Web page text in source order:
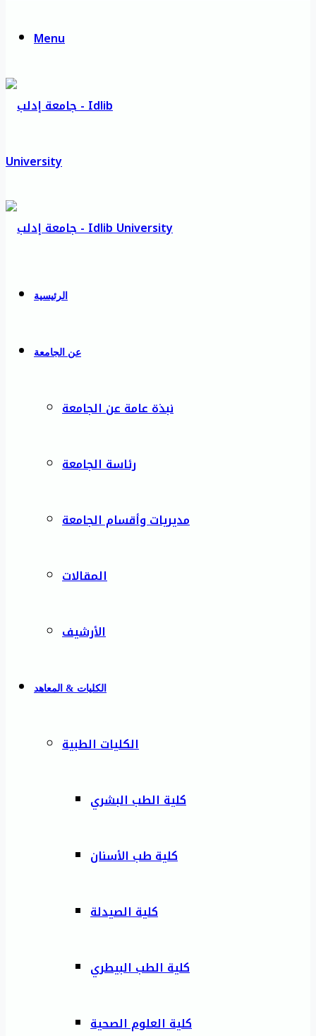
Menu
الرئيسية
عن الجامعة
نبذة عامة عن الجامعة
رئاسة الجامعة
مديريات وأقسام الجامعة
المقالات
الأرشيف
الكليات & المعاهد
الكليات الطبية
كلية الطب البشري
كلية طب الأسنان
كلية الصيدلة
كلية الطب البيطري
كلية العلوم الصحية